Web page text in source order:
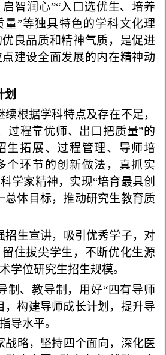
智润心”“入口选优生、培养
量”等独具特色的学科文化理
良品质和精神气质，是促进
建设全面发展的内在精神动
划
根据学科特点及存在不足，
过程靠优师、出口把质量”的
生拓展、过程管理、导师培
个环节的创新做法，真抓实
学家精神，实现“培育最具创
总体目标，推动研究生教育质
招生宣讲，吸引优秀学子，对
住拔尖学生，不断优化生源
学位研究生招生规模。
制、教导制，用好“四有导师
，构建导师成长计划，提升导
导水平。
战略，坚持四个面向，深化医